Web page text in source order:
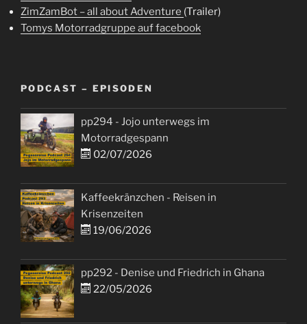
ZimZamBot – all about Adventure (Trailer)
Tomys Motorradgruppe auf facebook
PODCAST – EPISODEN
pp294 - Jojo unterwegs im
Motorradgespann
02/07/2026
Kaffeekränzchen - Reisen in
Krisenzeiten
19/06/2026
pp292 - Denise und Friedrich in Ghana
22/05/2026